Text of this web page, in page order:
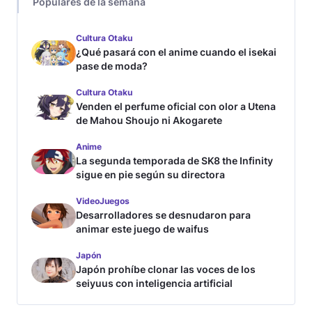
Cultura Otaku
¿Qué pasará con el anime cuando el isekai
pase de moda?
Cultura Otaku
Venden el perfume oficial con olor a Utena
de Mahou Shoujo ni Akogarete
Anime
La segunda temporada de SK8 the Infinity
sigue en pie según su directora
VideoJuegos
Desarrolladores se desnudaron para
animar este juego de waifus
Japón
Japón prohíbe clonar las voces de los
seiyuus con inteligencia artificial